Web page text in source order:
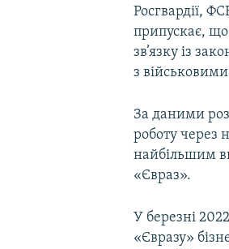
Росгвардії,
припускає,
зв’язку із
з
За даними
роботу через
найбільшим
«Євраз».
У березні
«Євразу»